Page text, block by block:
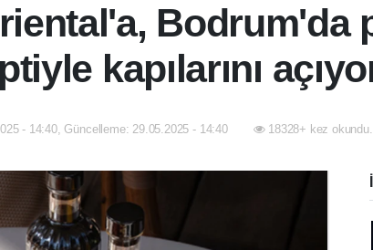
Bodrum'da
kapılarını
- 14:40, Güncelleme: 29.05.2025 - 14:40 18328+ kez okundu.